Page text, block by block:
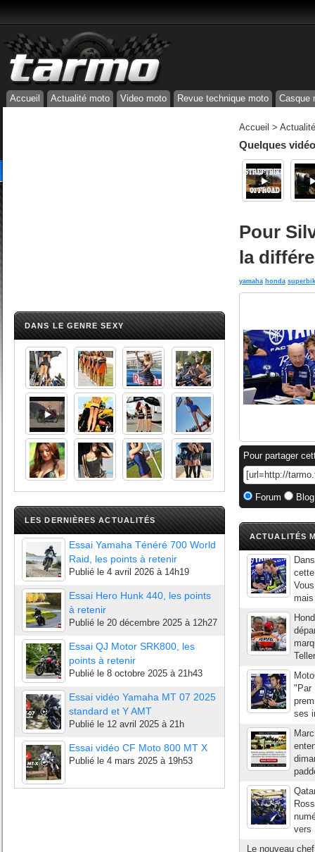
Accueil Actualité moto Video moto Revue technique moto Casque
DANS LE GENRE SEXY
LES DERNIÈRES ACTUALITÉS
Essai Yamaha Ténéré 700 World
Raid, les points à retenir
Publié le 4 avril 2026 à 14h19
Essai Hero Hunk 440, les points
à retenir
Publié le 20 décembre 2025 à 12h27
Essai QJ Motor SRK800, les
points à retenir
Publié le 8 octobre 2025 à 21h43
Essai vidéo Yamaha MT 07 2025
standard et Y AMT
Publié le 12 avril 2025 à 21h
Essai vidéo CF Moto 800 MT X
Publié le 4 mars 2025 à 19h53
Accueil >
Quelques
Pour
la
yamaha honda
Pour partager
Forum
ACTUALITÉS
"Par
ses
vers
Le nouveau